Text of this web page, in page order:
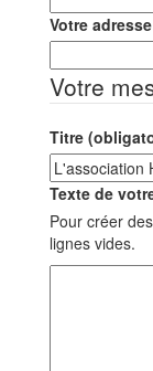
Votre
Votre
Titre
Texte de
Pour créer
lignes vides.